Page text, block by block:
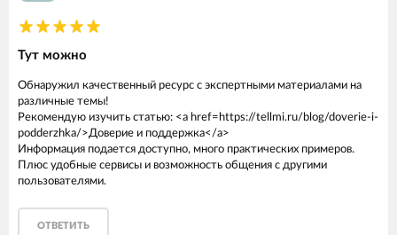
Тут можно
Обнаружил качественный ресурс с экспертными материалами на
различные темы!
Рекомендую изучить статью: <a href=https://tellmi.ru/blog/doverie-i-
podderzhka/>Доверие и поддержка</a>
Информация подается доступно, много практических примеров.
Плюс удобные сервисы и возможность общения с другими
пользователями.
ОТВЕТИТЬ